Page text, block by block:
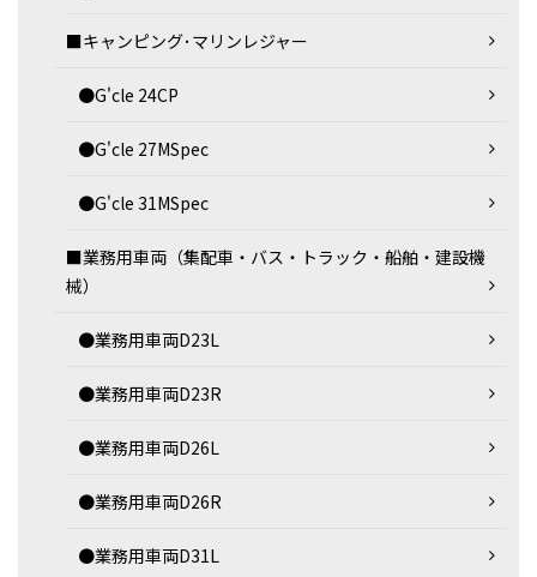
■キャンピング･マリンレジャー
●G'cle 24CP
●G'cle 27MSpec
●G'cle 31MSpec
■業務用車両（集配車・バス・トラック・船舶・建設機
械）
●業務用車両D23L
●業務用車両D23R
●業務用車両D26L
●業務用車両D26R
●業務用車両D31L